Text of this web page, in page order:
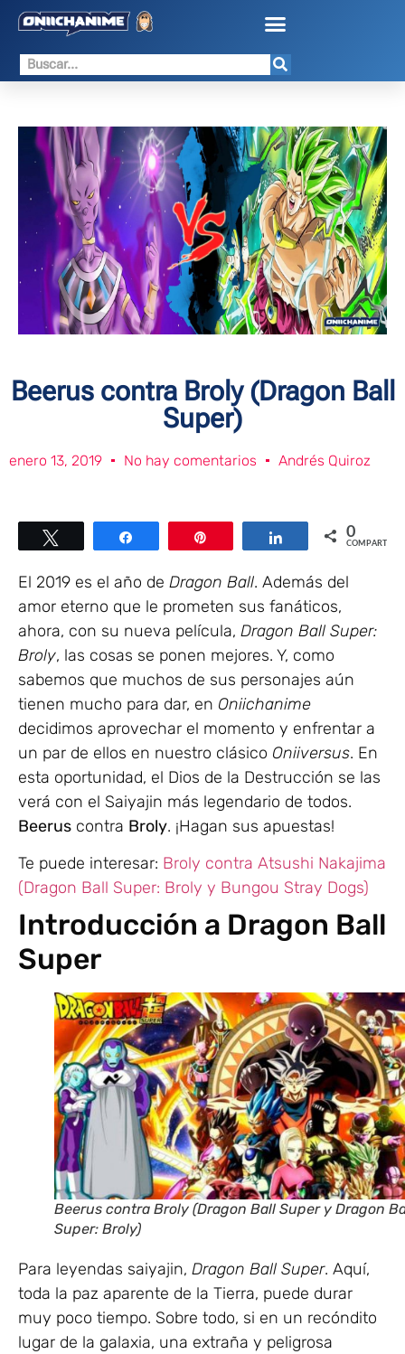
Beerus contra Broly (Dragon Ball
Super)
enero 13, 2019 No hay comentarios Andrés Quiroz
Compartir Compartir0
COMPARTIR
El 2019 es el año de Dragon Ball. Además del
amor eterno que le prometen sus fanáticos,
ahora, con su nueva película, Dragon Ball Super:
Broly, las cosas se ponen mejores. Y, como
sabemos que muchos de sus personajes aún
tienen mucho para dar, en Oniichanime
decidimos aprovechar el momento y enfrentar a
un par de ellos en nuestro clásico Oniiversus. En
esta oportunidad, el Dios de la Destrucción se las
verá con el Saiyajin más legendario de todos.
Beerus contra Broly. ¡Hagan sus apuestas!
Te puede interesar: Broly contra Atsushi Nakajima
(Dragon Ball Super: Broly y Bungou Stray Dogs)
Introducción a Dragon Ball
Super
Beerus contra Broly (Dragon Ball Super y Dragon
Super: Broly)
Para leyendas saiyajin, Dragon Ball Super. Aquí,
toda la paz aparente de la Tierra, puede durar
muy poco tiempo. Sobre todo, si en un recóndito
lugar de la galaxia, una extraña y peligrosa